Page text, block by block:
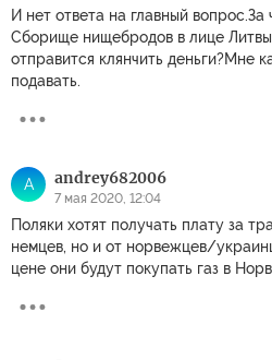
И нет ответа на главный вопрос.За
Сборище нищебродов в лице
отправится клянчить деньги?Мне
подавать.
A andrey682006
7 мая 2020, 12:04
Поляки хотят получать плату за
немцев, но и от норвежцев/
цене они будут покупать газ в